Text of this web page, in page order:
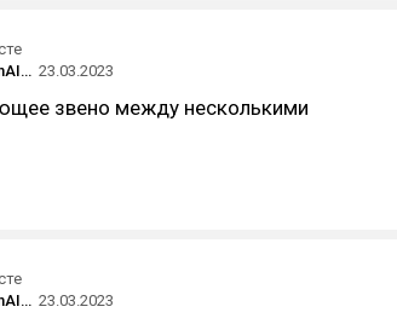
18к юзеров в боте с OpenAI за 3 недели и почему он бесплатный, если за OpenAI платим мы 23.03.2023
звено между несколькими
18к юзеров в боте с OpenAI за 3 недели и почему он бесплатный, если за OpenAI платим мы 23.03.2023